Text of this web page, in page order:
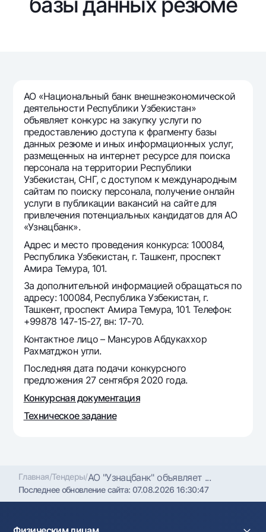
До востребования USD
UzCard/HUMO
Garmin pay
Мобильное приложение Milliy
Часто задаваемые вопросы
Ищите по сайту
Найти
Полезные ссылки
Часто задаваемые вопросы
Пресс-центр
Офисы и банкоматы
Согласие на обработку персональных данных
Следите за нами в соцсетях
Контакт-центр
+998 78 148-00-10 1344
АО «Национальный банк внешнеэкономической
деятельности Республики Узбекистан»
объявляет конкурс на закупку услуги по
предоставлению доступа к фрагменту базы
данных резюме и иных информационных услуг,
размещенных на интернет ресурсе для поиска
персонала на территории Республики
Узбекистан, СНГ, с доступом к международным
сайтам по поиску персонала, получение онлайн
услуги в публикации вакансий на сайте для
привлечения потенциальных кандидатов для АО
«Узнацбанк».
Адрес и место проведения конкурса: 100084,
Республика Узбекистан, г. Ташкент, проспект
Амира Темура, 101.
За дополнительной информацией обращаться по
адресу: 100084, Республика Узбекистан, г.
Ташкент, проспект Амира Темура, 101. Телефон:
+99878 147-15-27, вн: 17-70.
Контактное лицо – Мансуров Абдукаххор
Рахматджон угли.
Последняя дата подачи конкурсного
предложения 27 сентября 2020 года.
Конкурсная документация
Техническое задание
Главная/Тендеры/АО "Узнацбанк" объявляет ...
Последнее обновление сайта:07.08.2026 16:30:47